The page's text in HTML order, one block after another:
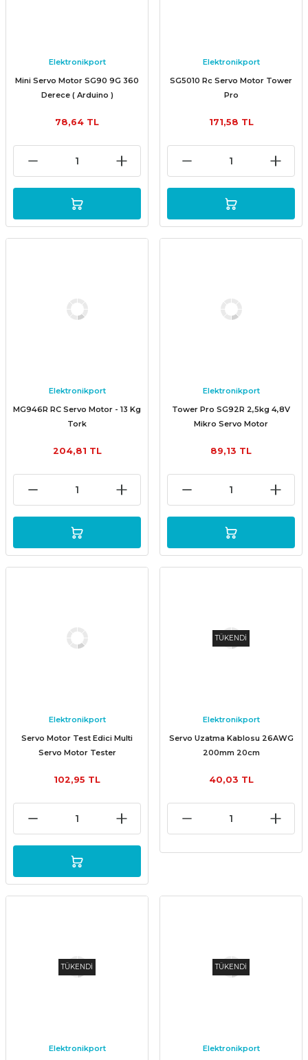
Elektronikport
Mini Servo Motor SG90 9G 360
Derece ( Arduino )
78,64 TL
Elektronikport
SG5010 Rc Servo Motor Tower
Pro
171,58 TL
Elektronikport
MG946R RC Servo Motor - 13 Kg
Tork
204,81 TL
Elektronikport
Tower Pro SG92R 2,5kg 4,8V
Mikro Servo Motor
89,13 TL
Elektronikport
Servo Motor Test Edici Multi
Servo Motor Tester
102,95 TL
TÜKENDİ
Elektronikport
Servo Uzatma Kablosu 26AWG
200mm 20cm
40,03 TL
TÜKENDİ
Elektronikport
TÜKENDİ
Elektronikport